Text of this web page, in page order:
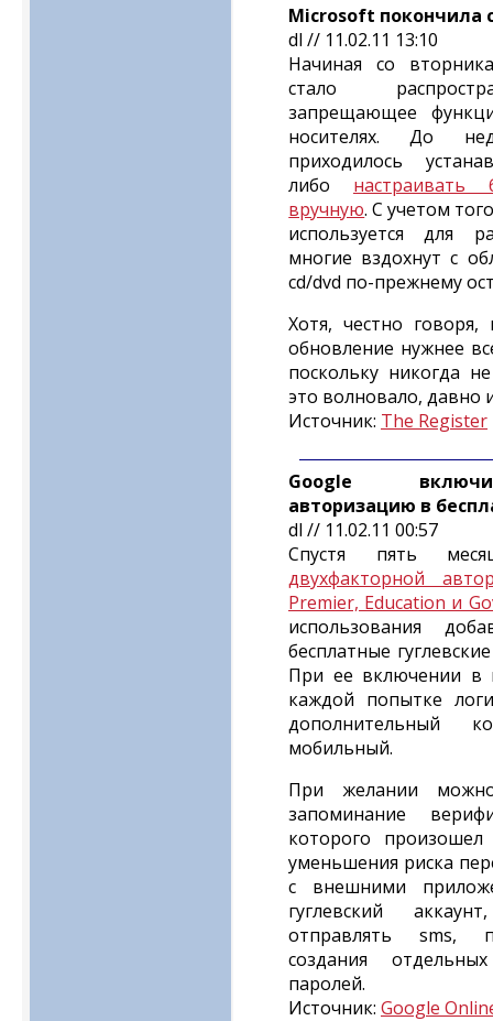
Microsoft покончила
dl // 11.02.11 13:10
Начиная со
стало
запрещающее
носителях. До
приходилось
либо настраивать
вручную. С учетом
используется для
многие вздохнут с
cd/dvd по-прежнему
Хотя, честно
обновление нужнее
поскольку никогда
это волновало, давно
Источник: The Register
Google
авторизацию в
dl // 11.02.11 00:57
Спустя пять
двухфакторной
Premier, Education и
использования
бесплатные
При ее включении в
каждой попытке
дополнительный
мобильный.
При желании
запоминание
которого
уменьшения риска
с внешними
гуглевский
отправлять sms,
создания
паролей.
Источник: Google